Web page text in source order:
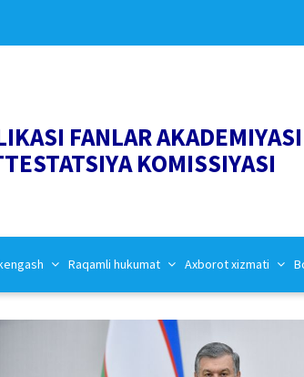
FANLAR
KOMISSIYASI
Raqamli hukumat Axborot xizmati